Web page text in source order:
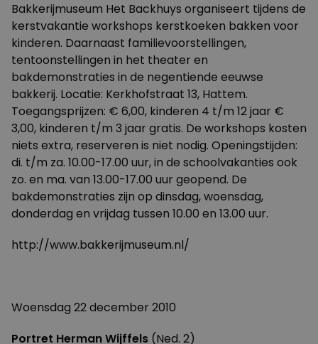
Bakkerijmuseum Het Backhuys organiseert tijdens de
kerstvakantie workshops kerstkoeken bakken voor
kinderen. Daarnaast familievoorstellingen,
tentoonstellingen in het theater en
bakdemonstraties in de negentiende eeuwse
bakkerij. Locatie: Kerkhofstraat 13, Hattem.
Toegangsprijzen: € 6,00, kinderen 4 t/m 12 jaar €
3,00, kinderen t/m 3 jaar gratis. De workshops kosten
niets extra, reserveren is niet nodig. Openingstijden:
di. t/m za. 10.00-17.00 uur, in de schoolvakanties ook
zo. en ma. van 13.00-17.00 uur geopend. De
bakdemonstraties zijn op dinsdag, woensdag,
donderdag en vrijdag tussen 10.00 en 13.00 uur.
http://www.bakkerijmuseum.nl/
Woensdag 22 december 2010
Portret Herman Wijffels (Ned. 2)